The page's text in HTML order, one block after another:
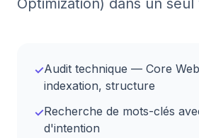
Optimization) dans un
✓Audit technique — Core
indexation, structure
✓Recherche de mots-clés
d'intention